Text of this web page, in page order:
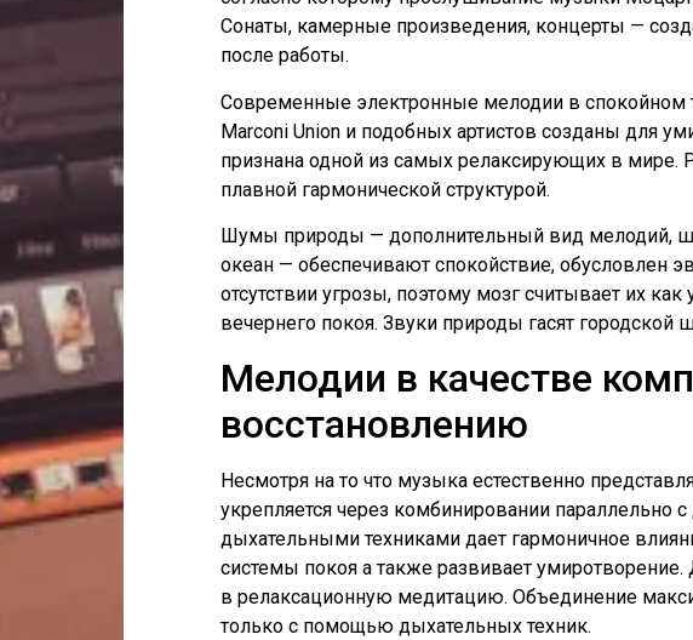
Сонаты, камерные произведения, концерты —
после работы.
Современные электронные мелодии в спокойном
Marconi Union и подобных артистов созданы для
признана одной из самых релаксирующих в мире.
плавной гармонической структурой.
Шумы природы — дополнительный вид мелодий,
океан — обеспечивают спокойствие, обусловлен
отсутствии угрозы, поэтому мозг считывает их
вечернего покоя. Звуки природы гасят
Мелодии в качестве
восстановлению
Несмотря на то что музыка естественно
укрепляется через комбинировании параллельно
дыхательными техниками дает гармоничное
системы покоя а также развивает
в релаксационную медитацию. Объединение
только с помощью дыхательных техник.